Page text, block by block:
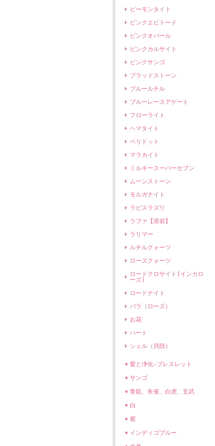
ピーモンタイト
ピンクエピトード
ピンクオパール
ピンクカルサイト
ピンクサンゴ
ブラッドストーン
ブルールチル
ブルーレースアゲート
フローライト
ヘマタイト
ペリドット
マラカイト
ミルキースーパーセブン
ムーンストーン
モルガナイト
ラピスラズリ
ラブァ【溶岩】
ラリマー
ルチルクォーツ
ローズクォーツ
ロードクロサイト(インカロ
ーズ)
ロードナイト
バラ（ローズ）
お花
ハート
シェル（貝殻）
愛と浄化☆ブレスレット
サンゴ
青龍、朱雀、白虎、玄武
白
紫
インディゴブルー